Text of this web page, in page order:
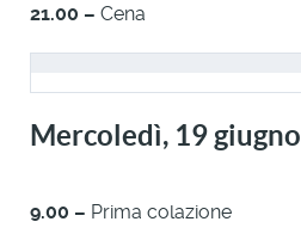
21.00 – Cena
Mercoledì, 19 giugno
9.00 – Prima colazione